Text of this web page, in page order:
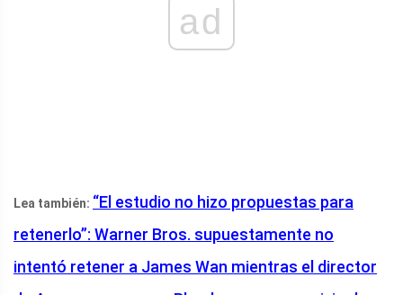
ad
Lea también: “El estudio no hizo propuestas para
retenerlo”: Warner Bros. supuestamente no
intentó retener a James Wan mientras el director